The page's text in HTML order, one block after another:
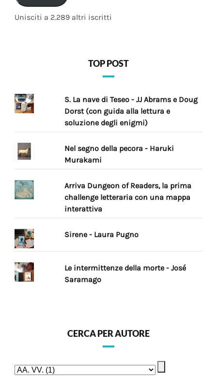
Unisciti a 2.289 altri iscritti
TOP POST
S. La nave di Teseo - JJ Abrams e Doug
Dorst (con guida alla lettura e
soluzione degli enigmi)
Nel segno della pecora - Haruki
Murakami
Arriva Dungeon of Readers, la prima
challenge letteraria con una mappa
interattiva
Sirene - Laura Pugno
Le intermittenze della morte - José
Saramago
CERCA PER AUTORE